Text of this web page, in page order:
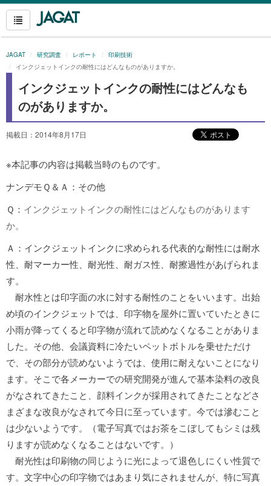
JAGAT 研究調査 レポート
印刷技術
インクジェットインクの耐性にはどんなものがありますか。
インクジェットインクの耐性にはどんなも
のがありますか。
掲載日：2014年8月17日
※本記事の内容は掲載当時のものです。
ナンデモＱ＆Ａ：その他
Ｑ： インクジェットインクの耐性にはどんなものがあります
か。
Ａ：インクジェットインクに求められる代表的な耐性には耐水
性、耐マーカー性、耐光性、耐ガス性、耐擦過性があげられま
す。
耐水性とは印字面の水に対する耐性のことをいいます。出始
め頃のインクジェットでは、印字物を屋外に置いていたときに
小雨が降ってくると印字物が流れて読めなくなることがありま
した。その他、会議資料に冷たいペットボトルを乗せただけ
で、その部分が読めないようでは、使用に耐えないことになり
ます。そこで各メーカーでの研究開発が進んで基本染料の改良
がなされてきたこと、顔料インクが採用されてきたことなどさ
まざまな改良がなされて今日に至っています。今では滲むこと
は少ないようです。（電子写真ではお茶をこぼしてもシミは残
りますが読めなくなることはないです。）
耐光性は印刷物の同じように光によって退色しにくい性質で
す。文字中心の印字物ではあまり気にされませんが、特に写真